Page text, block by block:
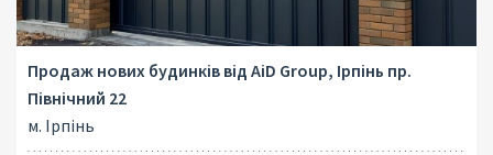
Продаж нових будинків від AiD Group, Ірпінь пр.
Північний 22
м. Ірпінь